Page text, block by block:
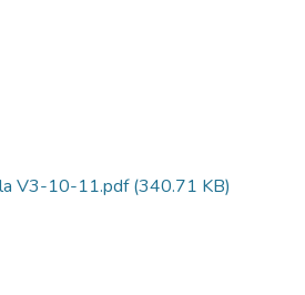
V3-10-11.pdf(340.71 KB)